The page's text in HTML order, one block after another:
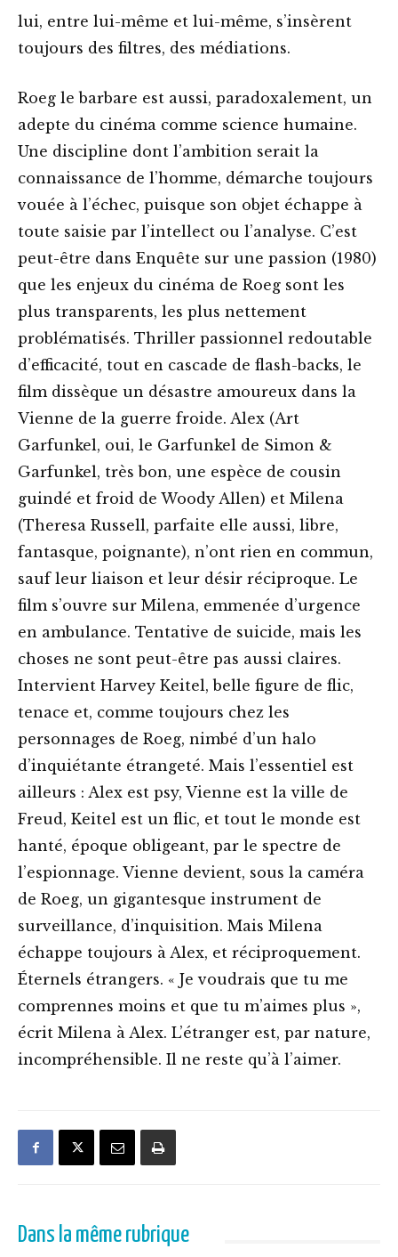
lui, entre lui-même et lui-même, s’insèrent
toujours des filtres, des médiations.
Roeg le barbare est aussi, paradoxalement, un
adepte du cinéma comme science humaine.
Une discipline dont l’ambition serait la
connaissance de l’homme, démarche toujours
vouée à l’échec, puisque son objet échappe à
toute saisie par l’intellect ou l’analyse. C’est
peut-être dans Enquête sur une passion (1980)
que les enjeux du cinéma de Roeg sont les
plus transparents, les plus nettement
problématisés. Thriller passionnel redoutable
d’efficacité, tout en cascade de flash-backs, le
film dissèque un désastre amoureux dans la
Vienne de la guerre froide. Alex (Art
Garfunkel, oui, le Garfunkel de Simon &
Garfunkel, très bon, une espèce de cousin
guindé et froid de Woody Allen) et Milena
(Theresa Russell, parfaite elle aussi, libre,
fantasque, poignante), n’ont rien en commun,
sauf leur liaison et leur désir réciproque. Le
film s’ouvre sur Milena, emmenée d’urgence
en ambulance. Tentative de suicide, mais les
choses ne sont peut-être pas aussi claires.
Intervient Harvey Keitel, belle figure de flic,
tenace et, comme toujours chez les
personnages de Roeg, nimbé d’un halo
d’inquiétante étrangeté. Mais l’essentiel est
ailleurs : Alex est psy, Vienne est la ville de
Freud, Keitel est un flic, et tout le monde est
hanté, époque obligeant, par le spectre de
l’espionnage. Vienne devient, sous la caméra
de Roeg, un gigantesque instrument de
surveillance, d’inquisition. Mais Milena
échappe toujours à Alex, et réciproquement.
Éternels étrangers. « Je voudrais que tu me
comprennes moins et que tu m’aimes plus »,
écrit Milena à Alex. L’étranger est, par nature,
incompréhensible. Il ne reste qu’à l’aimer.
Dans la même rubrique